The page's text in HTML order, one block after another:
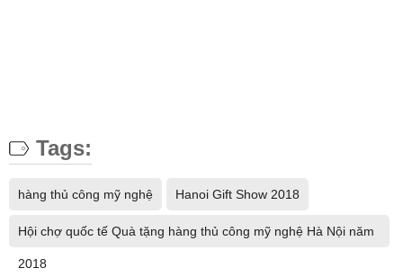
Tags:
hàng thủ công mỹ nghệ Hanoi Gift Show 2018
Hội chợ quốc tế Quà tặng hàng thủ công mỹ nghệ Hà Nội năm
2018